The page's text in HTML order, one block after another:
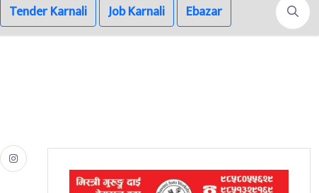
Tender Karnali Job Karnali Ebazar